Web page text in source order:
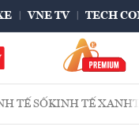
VNE TV TECH
TẾ SỐKINH TẾ XANH